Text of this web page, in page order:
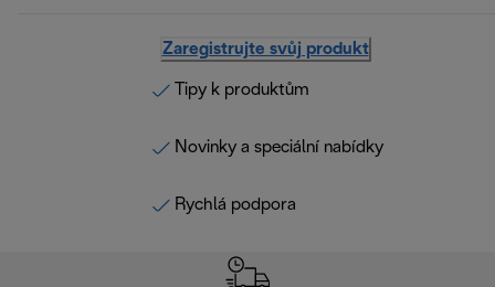
Zaregistrujte svůj produkt
Tipy k produktům
Novinky a speciální nabídky
Rychlá podpora